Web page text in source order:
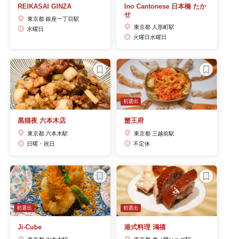
REIKASAI GINZA
東京都 銀座一丁目駅
水曜日
Ino Cantonese 日本橋 たか
せ
東京都 人形町駅
火曜日水曜日
黒猫夜 六本木店
東京都 六本木駅
日曜・祝日
初選出
蟹王府
東京都 三越前駅
不定休
初選出
Ji-Cube
初選出
港式料理 鴻禧